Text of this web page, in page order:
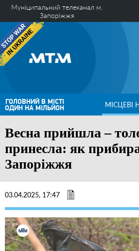
Муніципальний телеканал м.
Запоріжжя
ГОЛОВНИЙ В МІСТІ
ОДИН НА МІЛЬЙОН МІСЦЕВІ
Весна прийшла –
принесла: як
Запоріжжя
03.04.2025, 17:47